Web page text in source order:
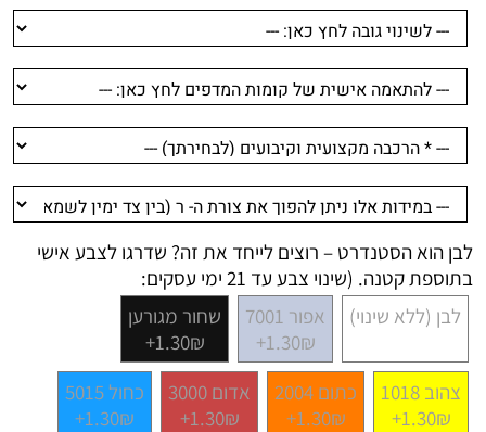
לבן הוא הסטנדרט – רוצים לייחד את זה? שדרגו לצבע אישי
בתוספת קטנה. (שינוי צבע עד 21 ימי עסקים:
לבן (ללא שינוי)
אפור 7001
1.30₪+
שחור מגורען
1.30₪+
צהוב 1018
1.30₪+
כתום 2004
1.30₪+
אדום 3000
1.30₪+
כחול 5015
1.30₪+